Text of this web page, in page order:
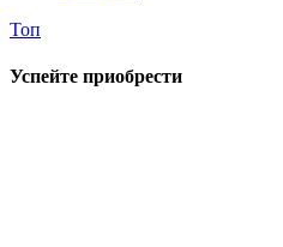
Топ
Успейте приобрести